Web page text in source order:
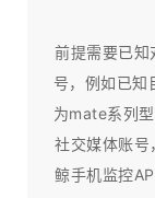
前提需要已知
号，例如已
为mate系列
社交媒体账
鲸手机监控